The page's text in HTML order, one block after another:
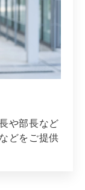
や部長など
どをご提供